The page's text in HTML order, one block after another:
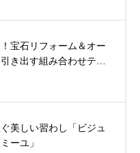
宝石リフォーム＆オー
き出す組み合わせテ…
美しい習わし「ビジュ
ーユ」